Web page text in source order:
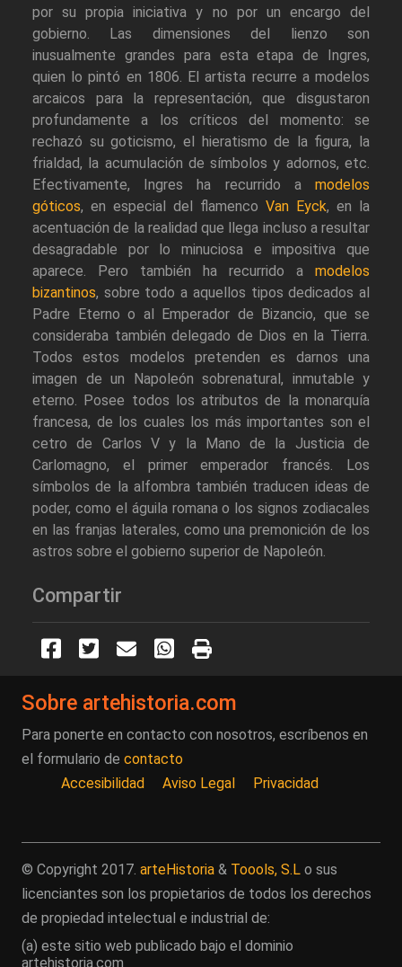
por su propia iniciativa y no por un encargo del
gobierno. Las dimensiones del lienzo son
inusualmente grandes para esta etapa de Ingres,
quien lo pintó en 1806. El artista recurre a modelos
arcaicos para la representación, que disgustaron
profundamente a los críticos del momento: se
rechazó su goticismo, el hieratismo de la figura, la
frialdad, la acumulación de símbolos y adornos, etc.
Efectivamente, Ingres ha recurrido a modelos
góticos, en especial del flamenco Van Eyck, en la
acentuación de la realidad que llega incluso a resultar
desagradable por lo minuciosa e impositiva que
aparece. Pero también ha recurrido a modelos
bizantinos, sobre todo a aquellos tipos dedicados al
Padre Eterno o al Emperador de Bizancio, que se
consideraba también delegado de Dios en la Tierra.
Todos estos modelos pretenden es darnos una
imagen de un Napoleón sobrenatural, inmutable y
eterno. Posee todos los atributos de la monarquía
francesa, de los cuales los más importantes son el
cetro de Carlos V y la Mano de la Justicia de
Carlomagno, el primer emperador francés. Los
símbolos de la alfombra también traducen ideas de
poder, como el águila romana o los signos zodiacales
en las franjas laterales, como una premonición de los
astros sobre el gobierno superior de Napoleón.
Compartir
Sobre artehistoria.com
Para ponerte en contacto con nosotros, escríbenos en
el formulario de contacto
Accesibilidad
Aviso Legal Privacidad
© Copyright 2017. arteHistoria & Toools, S.L o sus
licenciantes son los propietarios de todos los derechos
de propiedad intelectual e industrial de:
(a) este sitio web publicado bajo el dominio
artehistoria.com